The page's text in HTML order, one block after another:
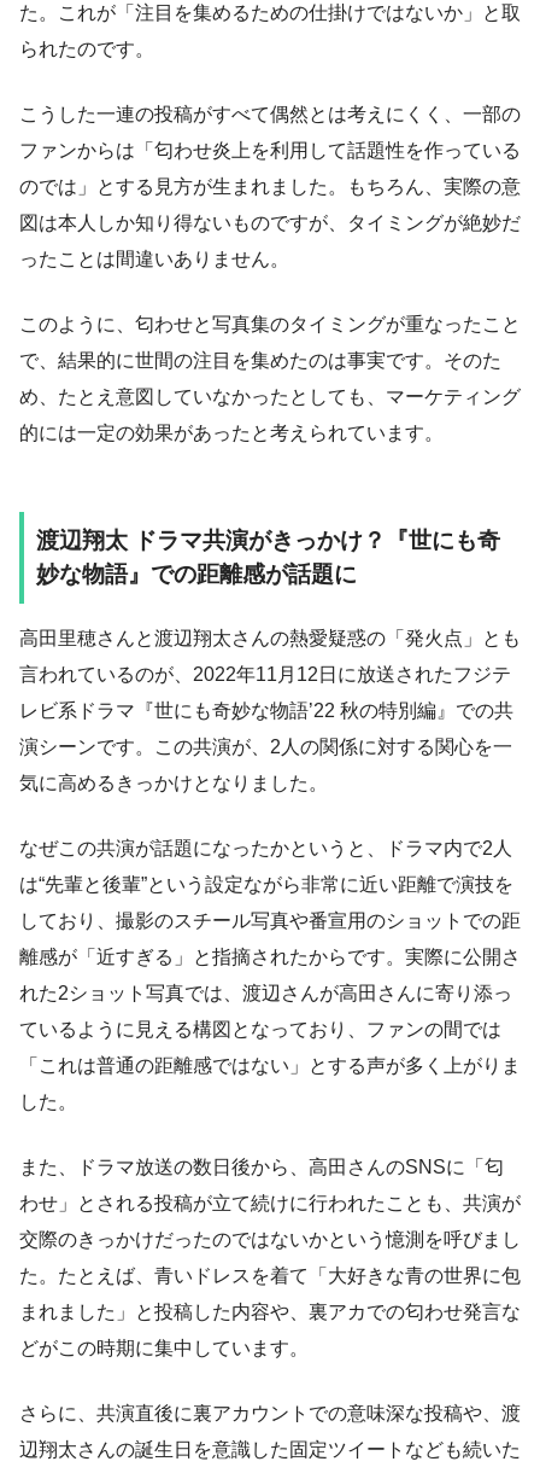
た。これが「注目を集めるための仕掛けではないか」と取
られたのです。
こうした一連の投稿がすべて偶然とは考えにくく、一部の
ファンからは「匂わせ炎上を利用して話題性を作っている
のでは」とする見方が生まれました。もちろん、実際の意
図は本人しか知り得ないものですが、タイミングが絶妙だ
ったことは間違いありません。
このように、匂わせと写真集のタイミングが重なったこと
で、結果的に世間の注目を集めたのは事実です。そのた
め、たとえ意図していなかったとしても、マーケティング
的には一定の効果があったと考えられています。
渡辺翔太 ドラマ共演がきっかけ？『世にも奇
妙な物語』での距離感が話題に
高田里穂さんと渡辺翔太さんの熱愛疑惑の「発火点」とも
言われているのが、2022年11月12日に放送されたフジテ
レビ系ドラマ『世にも奇妙な物語’22 秋の特別編』での共
演シーンです。この共演が、2人の関係に対する関心を一
気に高めるきっかけとなりました。
なぜこの共演が話題になったかというと、ドラマ内で2人
は“先輩と後輩”という設定ながら非常に近い距離で演技を
しており、撮影のスチール写真や番宣用のショットでの距
離感が「近すぎる」と指摘されたからです。実際に公開さ
れた2ショット写真では、渡辺さんが高田さんに寄り添っ
ているように見える構図となっており、ファンの間では
「これは普通の距離感ではない」とする声が多く上がりま
した。
また、ドラマ放送の数日後から、高田さんのSNSに「匂
わせ」とされる投稿が立て続けに行われたことも、共演が
交際のきっかけだったのではないかという憶測を呼びまし
た。たとえば、青いドレスを着て「大好きな青の世界に包
まれました」と投稿した内容や、裏アカでの匂わせ発言な
どがこの時期に集中しています。
さらに、共演直後に裏アカウントでの意味深な投稿や、渡
辺翔太さんの誕生日を意識した固定ツイートなども続いた